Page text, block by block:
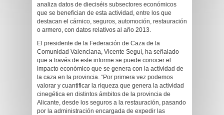
analiza datos de dieciséis subsectores económicos
que se benefician de esta actividad, entre los que
destacan el cárnico, seguros, automoción, restauración
o armero, con datos relativos al año 2013.
El presidente de la Federación de Caza de la
Comunidad Valenciana, Vicente Seguí, ha señalado
que a través de este informe se puede conocer el
impacto económico que se genera con la actividad de
la caza en la provincia. “Por primera vez podemos
valorar y cuantificar la riqueza que genera la actividad
cinegética en distintos ámbitos de la provincia de
Alicante, desde los seguros a la restauración, pasando
por la administración encargada de expedir las